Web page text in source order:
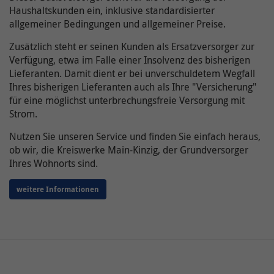
Haushaltskunden ein, inklusive standardisierter
allgemeiner Bedingungen und allgemeiner Preise.
Zusätzlich steht er seinen Kunden als Ersatzversorger zur
Verfügung, etwa im Falle einer Insolvenz des bisherigen
Lieferanten. Damit dient er bei unverschuldetem Wegfall
Ihres bisherigen Lieferanten auch als Ihre "Versicherung"
für eine möglichst unterbrechungsfreie Versorgung mit
Strom.
Nutzen Sie unseren Service und finden Sie einfach heraus,
ob wir, die Kreiswerke Main-Kinzig, der Grundversorger
Ihres Wohnorts sind.
weitere Informationen
Name /
Name(n)
onlimChat.chatwidget-{Widget-ID}-auto-
Anbieter Onlim GmbH
Laufzeit 7 Tage
Zweck
der Begrüßungsnachricht (z.B. ob der
Nutzer diese bereits gesehen oder
geschlossen hat).
Name(n)
Anbieter OpenStreetMap Foundation
Laufzeit 10 Jahre
Zweck
Wird verwendet, um OpenStreetMap-Inhalte zu
entsperren.
Weitere Informationen zum Umgang von
Nutzerdaten finden Sie in der
Datenschutzerklärung der OpenStreetMap
https://wiki.osmfoundation.org/wiki/Privacy_Policy